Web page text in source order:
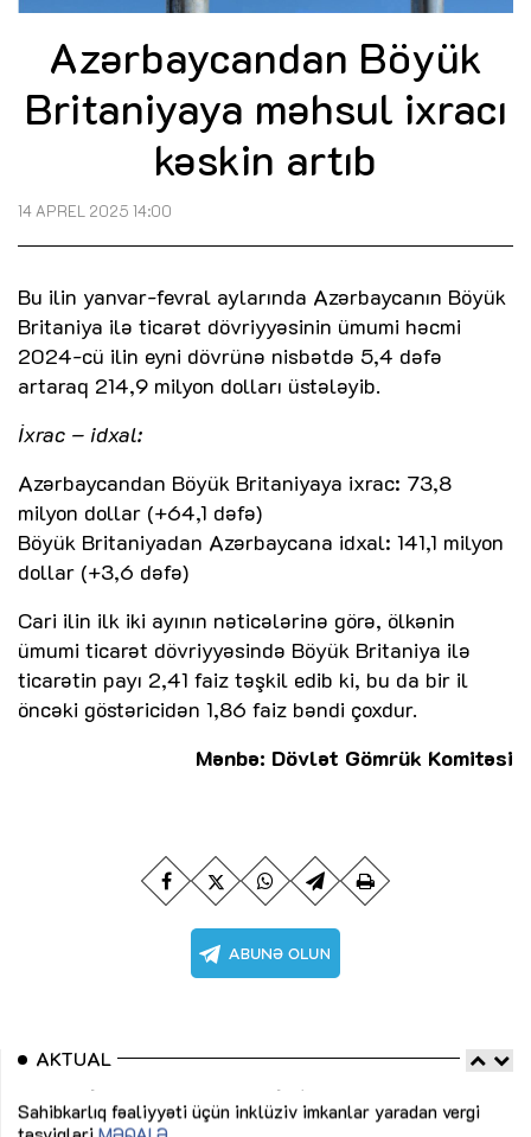
Azərbaycandan Böyük
Britaniyaya məhsul ixracı
kəskin artıb
14 APREL 2025 14:00
Bu ilin yanvar-fevral aylarında Azərbaycanın Böyük
Britaniya ilə ticarət dövriyyəsinin ümumi həcmi
2024-cü ilin eyni dövrünə nisbətdə 5,4 dəfə
artaraq 214,9 milyon dolları üstələyib.
İxrac – idxal:
Azərbaycandan Böyük Britaniyaya ixrac: 73,8
milyon dollar (+64,1 dəfə)
Böyük Britaniyadan Azərbaycana idxal: 141,1 milyon
dollar (+3,6 dəfə)
Cari ilin ilk iki ayının nəticələrinə görə, ölkənin
ümumi ticarət dövriyyəsində Böyük Britaniya ilə
ticarətin payı 2,41 faiz təşkil edib ki, bu da bir il
öncəki göstəricidən 1,86 faiz bəndi çoxdur.
Mənbə: Dövlət Gömrük Komitəsi
AKTUAL
Sahibkarlıq fəaliyyəti üçün inklüziv imkanlar yaradan vergi
təşviqləriMƏQALƏ